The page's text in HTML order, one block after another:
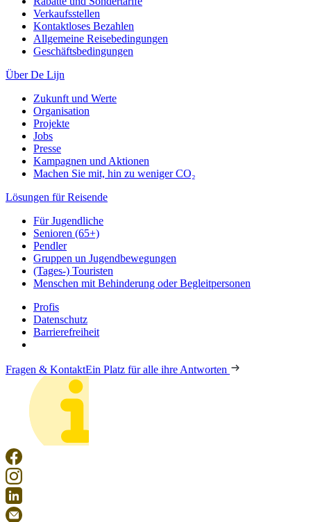
Verkaufsstellen
Kontaktloses Bezahlen
Allgemeine Reisebedingungen
Geschäftsbedingungen
Über De Lijn
Zukunft und Werte
Organisation
Projekte
Jobs
Presse
Kampagnen und Aktionen
Machen Sie mit, hin zu weniger CO₂
Lösungen für Reisende
Für Jugendliche
Senioren (65+)
Pendler
Gruppen un Jugendbewegungen
(Tages-) Touristen
Menschen mit Behinderung oder Begleitpersonen
Profis
Datenschutz
Barrierefreiheit
Fragen & KontaktEin Platz für alle ihre Antworten